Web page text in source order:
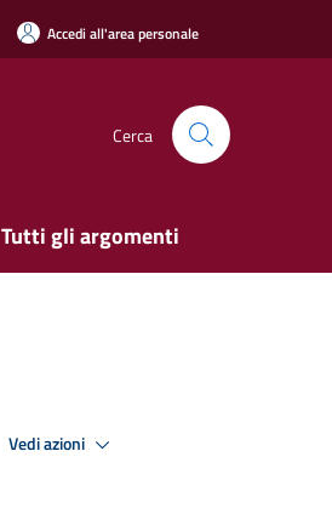
Accedi all'area personale
Cerca
Tutti gli argomenti
Vedi azioni